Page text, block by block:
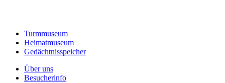
Turmmuseum
Heimatmuseum
Gedächtnisspeicher
Über uns
Besucherinfo